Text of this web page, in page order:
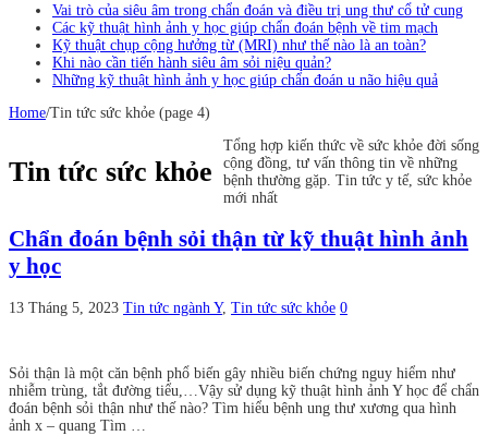
Vai trò của siêu âm trong chẩn đoán và điều trị ung thư cổ tử cung
Các kỹ thuật hình ảnh y học giúp chẩn đoán bệnh về tim mạch
Kỹ thuật chụp cộng hưởng từ (MRI) như thế nào là an toàn?
Khi nào cần tiến hành siêu âm sỏi niệu quản?
Những kỹ thuật hình ảnh y học giúp chẩn đoán u não hiệu quả
Home/Tin tức sức khỏe (page 4)
Tin tức sức khỏe
Tổng hợp kiến thức về sức khỏe đời sống
cộng đồng, tư vấn thông tin về những
bệnh thường gặp. Tin tức y tế, sức khỏe
mới nhất
Chẩn đoán bệnh sỏi thận từ kỹ thuật hình ảnh
y học
13 Tháng 5, 2023 Tin tức ngành Y, Tin tức sức khỏe 0
Sỏi thận là một căn bệnh phổ biến gây nhiều biến chứng nguy hiểm như
nhiễm trùng, tắt đường tiểu,…Vậy sử dụng kỹ thuật hình ảnh Y học để chẩn
đoán bệnh sỏi thận như thế nào? Tìm hiểu bệnh ung thư xương qua hình
ảnh x – quang Tìm …